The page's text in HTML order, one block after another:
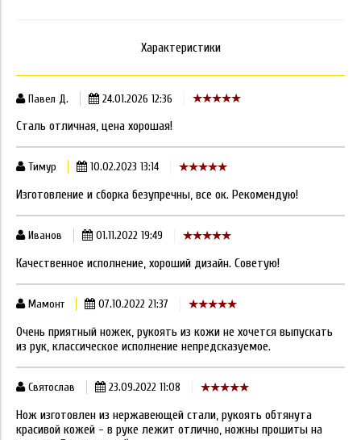
Характеристики
Павел Д. 24.01.2026 12:36
Сталь отличная, цена хорошая!
Тимур 10.02.2023 13:14
Изготовление и сборка безупречны, все ок. Рекомендую!
Иванов 01.11.2022 19:49
Качественное исполнение, хороший дизайн. Советую!
Мамонт 07.10.2022 21:37
Очень приятный ножек, рукоять из кожи не хочется выпускать
из рук, классическое исполнение непредсказуемое.
Святослав 23.09.2022 11:08
Нож изготовлен из нержавеющей стали, рукоять обтянута
красивой кожей - в руке лежит отлично, ножны прошиты на